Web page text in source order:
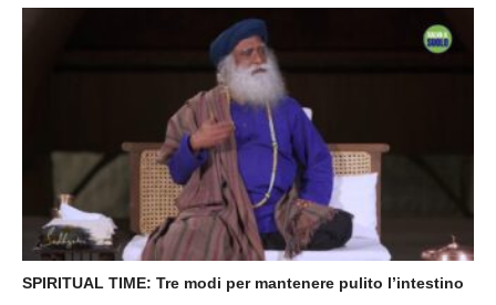
SPIRITUAL TIME: Tre modi per mantenere pulito l’intestino